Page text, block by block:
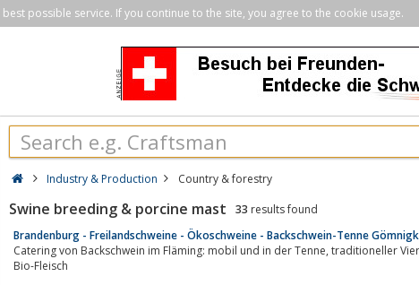
possible service. If you continue to the site, you agree to the cookie usage.
Industry & Production Country & forestry
Swine breeding & porcine mast 33 results found
Brandenburg - Freilandschweine - Ökoschweine - Backschwein-Tenne Gömnigk
Catering von Backschwein im Fläming: mobil und in der Tenne, traditioneller Vierseitenhof und Freilandschweinanlage für
Bio-Fleisch